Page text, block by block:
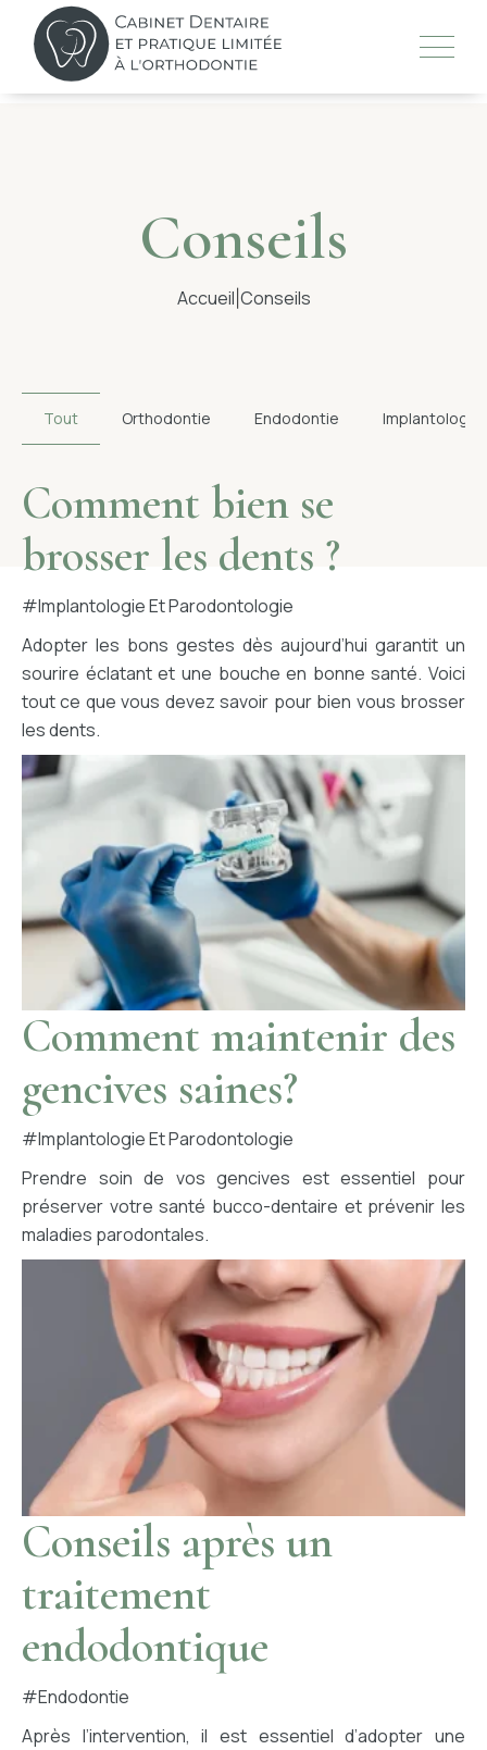
content
L’ÉQUIPE
TRAITEMENTS
PORTAIL PATIENT
CONTACT
4 RUE PIERRE SEMARD, 91410 DOURDAN
01 64 94 06 00
PRENDRE RDV
Conseils
Accueil Conseils
Endodontie
Orthodontie
Tout
Comment bien se
brosser les dents ?
#implantologie Et Parodontologie
Adopter les bons gestes dès aujourd’hui garantit un
sourire éclatant et une bouche en bonne santé. Voici
tout ce que vous devez savoir pour bien vous brosser
les dents.
Comment maintenir des
gencives saines?
#implantologie Et Parodontologie
Prendre soin de vos gencives est essentiel pour
préserver votre santé bucco-dentaire et prévenir les
maladies parodontales.
Conseils après un
traitement
endodontique
#endodontie
Après l’intervention, il est essentiel d’adopter une